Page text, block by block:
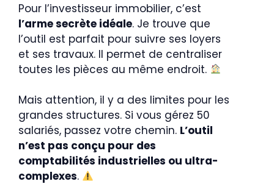
Pour l’investisseur immobilier, c’est
l’arme secrète idéale. Je trouve que
l’outil est parfait pour suivre ses loyers
et ses travaux. Il permet de centraliser
toutes les pièces au même endroit.
Mais attention, il y a des limites pour les
grandes structures. Si vous gérez 50
salariés, passez votre chemin. L’outil
n’est pas conçu pour des
comptabilités industrielles ou ultra-
complexes.